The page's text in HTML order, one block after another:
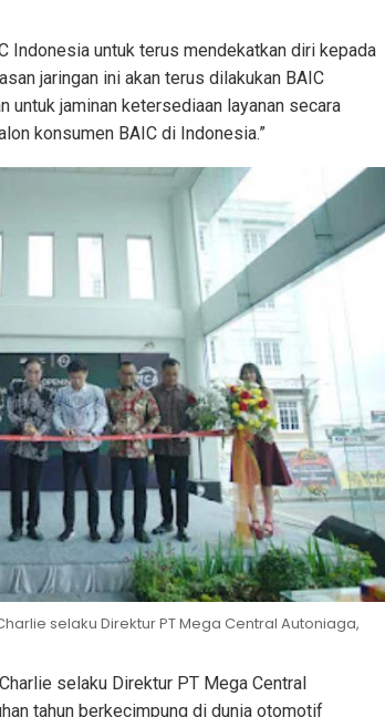
Indonesia untuk terus mendekatkan diri kepada
jaringan ini akan terus dilakukan BAIC
untuk jaminan ketersediaan layanan secara
konsumen BAIC di Indonesia.”
selaku Direktur PT Mega Central Autoniaga,
selaku Direktur PT Mega Central
tahun berkecimpung di dunia otomotif